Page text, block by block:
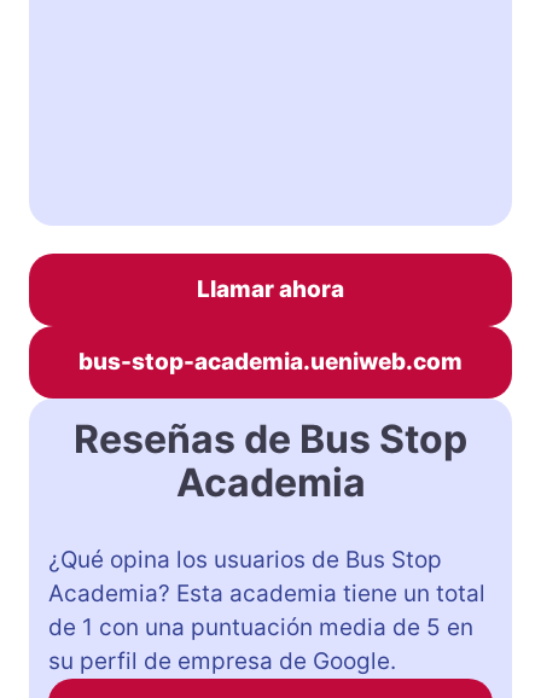
Llamar ahora
bus-stop-academia.ueniweb.com
Reseñas de Bus Stop
Academia
¿Qué opina los usuarios de Bus Stop
Academia? Esta academia tiene un total
de 1 con una puntuación media de 5 en
su perfil de empresa de Google.